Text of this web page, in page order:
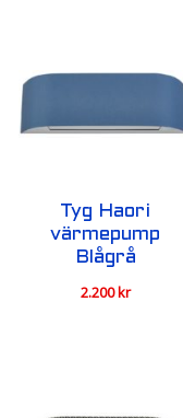
Tyg Haori
värmepump
Blågrå
2.200kr